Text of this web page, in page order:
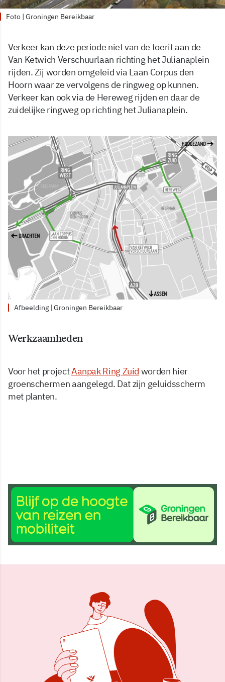
Foto | Groningen Bereikbaar
Verkeer kan deze periode niet van de toerit aan de
Van Ketwich Verschuurlaan richting het Julianaplein
rijden. Zij worden omgeleid via Laan Corpus den
Hoorn waar ze vervolgens de ringweg op kunnen.
Verkeer kan ook via de Hereweg rijden en daar de
zuidelijke ringweg op richting het Julianaplein.
Afbeelding | Groningen Bereikbaar
Werkzaamheden
Voor het projectAanpak Ring Zuid worden hier
groenschermen aangelegd. Dat zijn geluidsscherm
met planten.
24 jan 2024, 15:36
Delen